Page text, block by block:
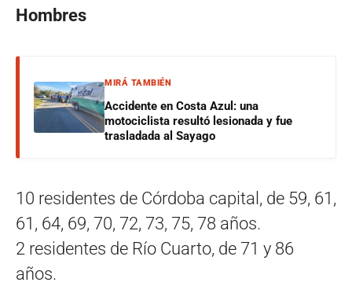
Hombres
MIRÁ TAMBIÉN
Accidente en Costa Azul: una
motociclista resultó lesionada y fue
trasladada al Sayago
10 residentes de Córdoba capital, de 59, 61,
61, 64, 69, 70, 72, 73, 75, 78 años.
2 residentes de Río Cuarto, de 71 y 86
años.